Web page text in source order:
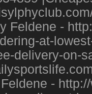
Feldene -
at-
delivery-on-
-